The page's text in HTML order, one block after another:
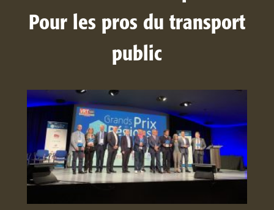
Pour les pros du transport
public